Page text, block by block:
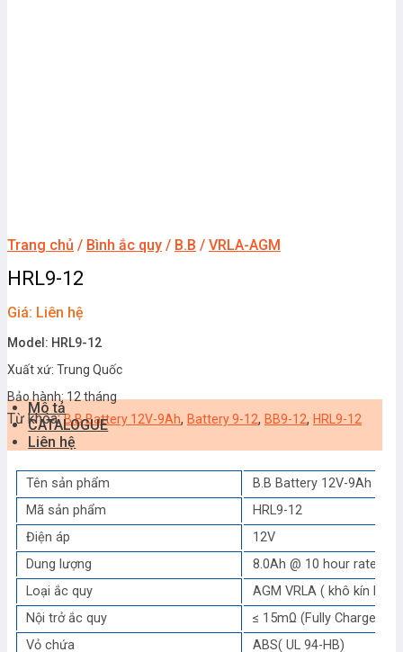
Trang chủ / Bình ắc quy / B.B / VRLA-AGM
HRL9-12
Giá: Liên hệ
Model: HRL9-12
Xuất xứ: Trung Quốc
Bảo hành: 12 tháng
Từ khóa:B.B Battery 12V-9Ah, Battery 9-12, BB9-12, HRL9-12
Mô tả
CATALOGUE
Liên hệ
Tên sản phẩm
B.B Battery 12V-9Ah
Mã sản phẩm
HRL9-12
Điện áp
12V
Dung lượng
8.0Ah @ 10 hour rate F.V
Loại ắc quy
AGM VRLA ( khô kín khí,
Nội trở ắc quy
≤ 15mΩ (Fully Charged )
Vỏ chứa
ABS( UL 94-HB)